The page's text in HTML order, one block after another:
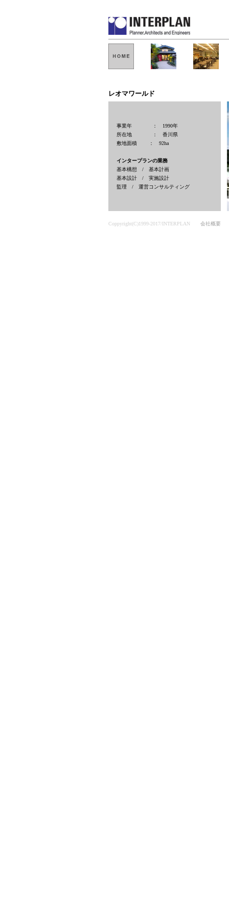
レオマワールド
事業年 ： 1990年
所在地 ： 香川県
敷地面積 ： 92ha
インタープランの業務
基本構想 / 基本計画
基本設計 / 実施設計
監理 / 運営コンサルティング